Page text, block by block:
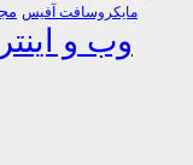
مایکروسافت آفیس
وب و